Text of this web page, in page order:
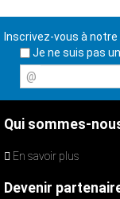
Inscrivez-vous à
Je ne suis pas
@
Qui sommes-
En savoir plus
Devenir